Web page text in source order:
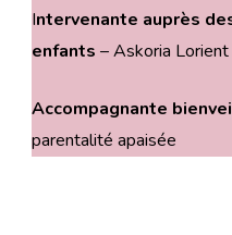
Intervenante auprès
enfants – Askoria Lorient
Accompagnante
parentalité apaisée